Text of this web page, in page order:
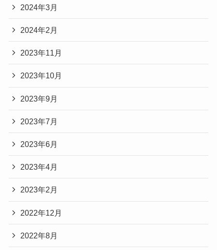
2024年3月
2024年2月
2023年11月
2023年10月
2023年9月
2023年7月
2023年6月
2023年4月
2023年2月
2022年12月
2022年8月